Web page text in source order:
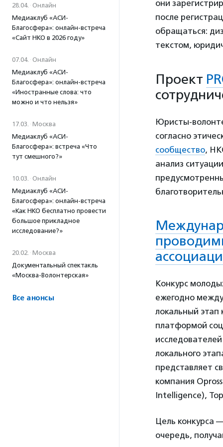
28.04. · Онлайн
Медиаклуб «АСИ-
Благосфера»: онлайн-встреча
«Сайт НКО в 2026 году»
07.04. · Онлайн
Медиаклуб «АСИ-
Благосфера»: онлайн-встреча
«Иностранные слова: что
можно и что нельзя»
17.03. · Москва
Медиаклуб «АСИ-
Благосфера»: встреча «Что
тут смешного?»
10.03. · Онлайн
Медиаклуб «АСИ-
Благосфера»: онлайн-встреча
«Как НКО бесплатно провести
большое прикладное
исследование?»
20.02. · Москва
Документальный спектакль
«Москва-Волонтерская»
Все анонсы
они
после
обращаться:
текстом,
Проект
Юристы-
согласно
сообщество,
анализ
Конкурс
ежегодно
локальный
платформой
локального
представляет
компания
Intelligence),
Цель конкурса
очередь,